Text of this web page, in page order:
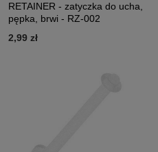
RETAINER - zatyczka do ucha,
pępka, brwi - RZ-002
2,99 zł